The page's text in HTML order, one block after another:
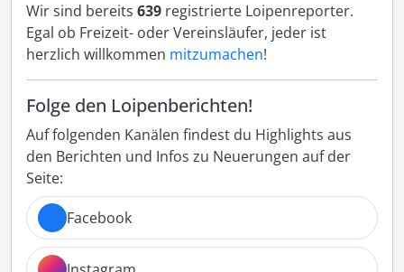
Wir sind bereits 639 registrierte Loipenreporter.
Egal ob Freizeit- oder Vereinsläufer, jeder ist
herzlich willkommen mitzumachen!
Folge den Loipenberichten!
Auf folgenden Kanälen findest du Highlights aus
den Berichten und Infos zu Neuerungen auf der
Seite:
Facebook